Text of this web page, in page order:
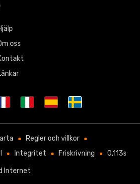
oss
Regler och villkor
Integritet Friskrivning 0,113s
Internet